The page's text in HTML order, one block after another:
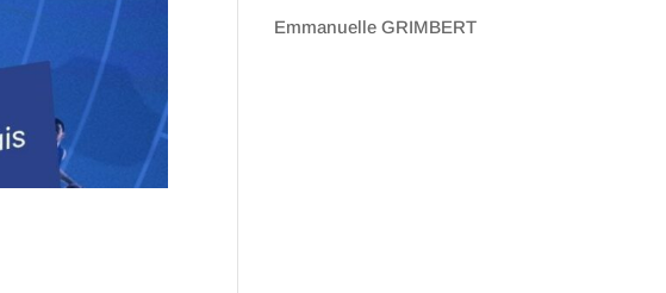
Emmanuelle GRIMBERT